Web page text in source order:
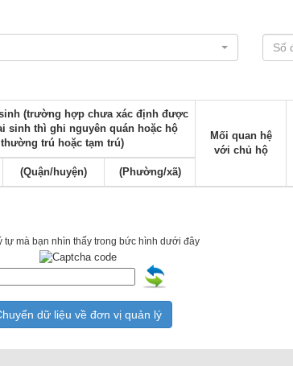
(trường hợp chưa xác định được
sinh thì ghi nguyên quán hoặc hộ
thường trú hoặc tạm trú)
Mối quan hệ
với chủ hộ
(Quận/huyện) (Phường/xã)
tự mà bạn nhìn thấy trong bức hình dưới đây